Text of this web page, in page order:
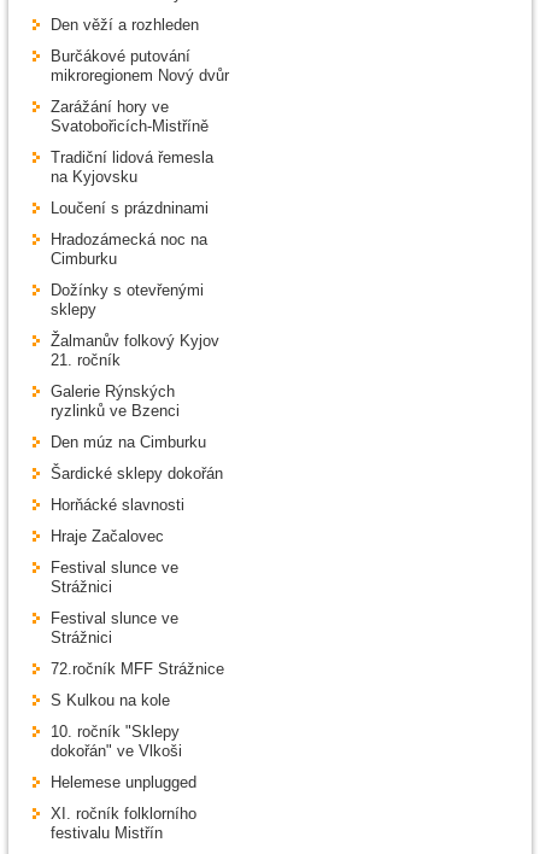
Den věží a rozhleden
Burčákové putování
mikroregionem Nový dvůr
Zarážání hory ve
Svatobořicích-Mistříně
Tradiční lidová řemesla
na Kyjovsku
Loučení s prázdninami
Hradozámecká noc na
Cimburku
Dožínky s otevřenými
sklepy
Žalmanův folkový Kyjov
21. ročník
Galerie Rýnských
ryzlinků ve Bzenci
Den múz na Cimburku
Šardické sklepy dokořán
Horňácké slavnosti
Hraje Začalovec
Festival slunce ve
Strážnici
Festival slunce ve
Strážnici
72.ročník MFF Strážnice
S Kulkou na kole
10. ročník "Sklepy
dokořán" ve Vlkoši
Helemese unplugged
XI. ročník folklorního
festivalu Mistřín